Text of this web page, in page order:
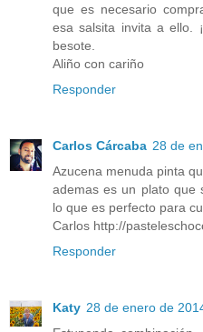
que es necesario
esa salsita invita a ello.
besote.
Aliño con cariño
Responder
Carlos Cárcaba 28 de
Azucena menuda pinta
ademas es un plato que
lo que es perfecto para
Carlos http://
Responder
Katy 28 de enero de